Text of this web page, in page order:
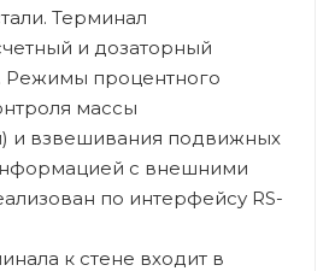
Терминал
и дозаторный
процентного
массы
и взвешивания подвижных
с внешними
по интерфейсу RS-
к стене входит в